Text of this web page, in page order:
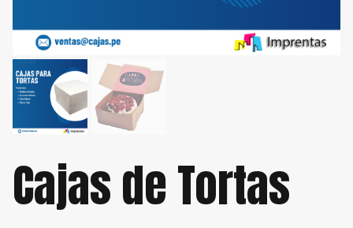
Cajas de Tortas